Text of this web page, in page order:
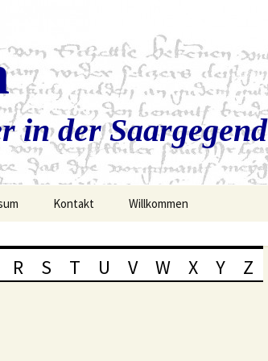
in der Saargegend
Kontakt Willkommen
R S T U V W X Y Z